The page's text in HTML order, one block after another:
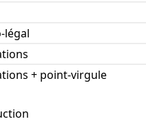
légal
+ point-virgule